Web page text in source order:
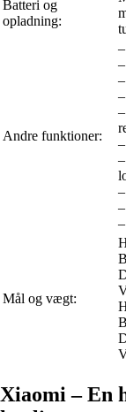
Batteri og
opladning:
Andre funktioner:
Mål og vægt:
Xiaomi – En